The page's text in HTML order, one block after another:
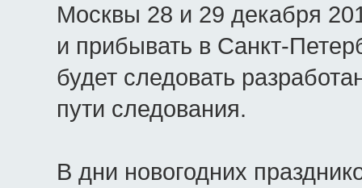
Москвы 28 и 29 декабря
и прибывать в Санкт-
будет следовать
пути следования.
В дни новогодних